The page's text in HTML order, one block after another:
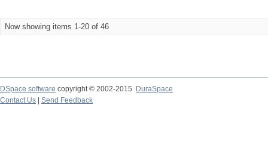
Now showing items 1-20 of 46
DSpace software copyright © 2002-2015
DuraSpace
Contact Us
Send Feedback